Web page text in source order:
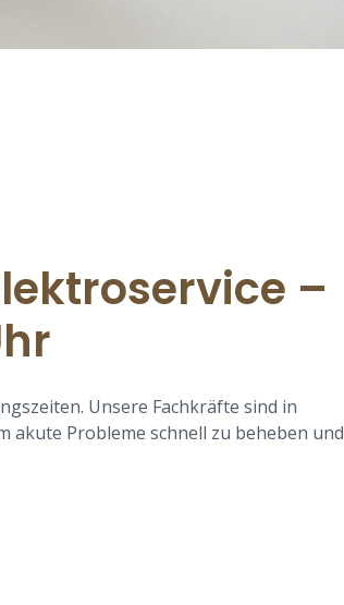
–
Unsere Fachkräfte sind in
akute Probleme schnell zu beheben und